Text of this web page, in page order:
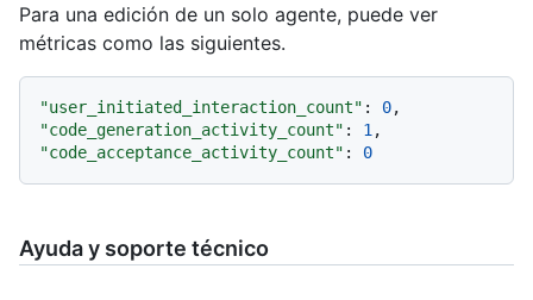
Para una edición de un solo agente, puede ver
métricas como las siguientes.
"user_initiated_interaction_count" : 0,
"code_generation_activity_count" : 1 ,
"code_acceptance_activity_count" : 0
Ayuda y soporte técnico